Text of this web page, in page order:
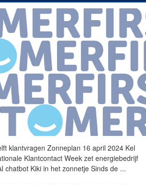
klantvragen Zonneplan 16 april 2024 Kel
Klantcontact Week zet energiebedrijf
chatbot Kiki in het zonnetje Sinds de ...